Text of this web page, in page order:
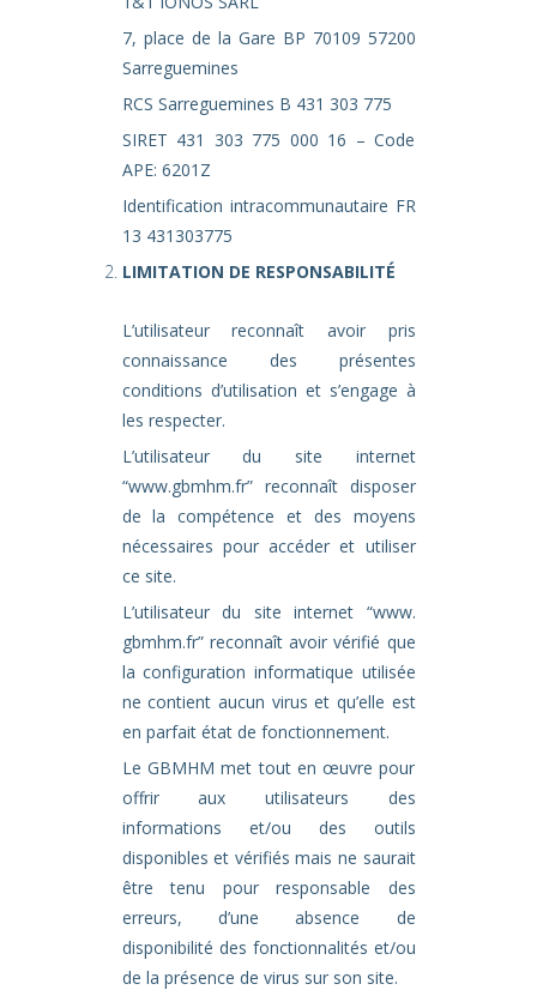
7, place de la Gare BP 70109 57200
Sarreguemines
RCS Sarreguemines B 431 303 775
SIRET 431 303 775 000 16 – Code
APE: 6201Z
Identification intracommunautaire FR
13 431303775
LIMITATION DE RESPONSABILITÉ
L’utilisateur reconnaît avoir pris
connaissance des présentes
conditions d’utilisation et s’engage à
les respecter.
L’utilisateur du site internet
“www.gbmhm.fr” reconnaît disposer
de la compétence et des moyens
nécessaires pour accéder et utiliser
ce site.
L’utilisateur du site internet “www.
gbmhm.fr” reconnaît avoir vérifié que
la configuration informatique utilisée
ne contient aucun virus et qu’elle est
en parfait état de fonctionnement.
Le GBMHM met tout en œuvre pour
offrir aux utilisateurs des
informations et/ou des outils
disponibles et vérifiés mais ne saurait
être tenu pour responsable des
erreurs, d’une absence de
disponibilité des fonctionnalités et/ou
de la présence de virus sur son site.